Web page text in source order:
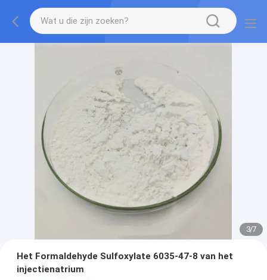
3/7
Het Formaldehyde Sulfoxylate 6035-47-8 van het
injectienatrium